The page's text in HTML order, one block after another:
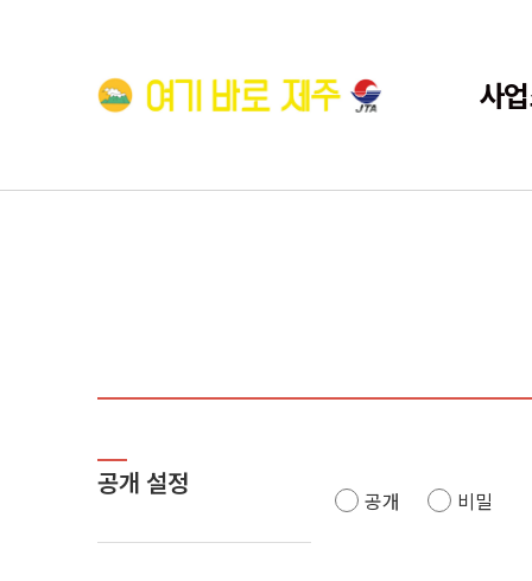
사
공개 설정
공개 비밀